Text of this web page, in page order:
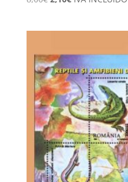
8,00€.2,10€.